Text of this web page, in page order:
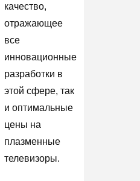
качество,
отражающее
все
инновационные
разработки в
этой сфере, так
и оптимальные
цены на
плазменные
телевизоры.